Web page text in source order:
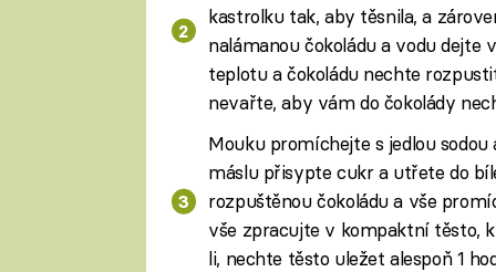
kastrolku tak, aby těsnila, a
nalámanou čokoládu a vodu dejte
teplotu a čokoládu nechte
nevařte, aby vám do čokolády
Mouku promíchejte s jedlou
máslu přisypte cukr a utřete do
rozpuštěnou čokoládu a vše
vše zpracujte v kompaktní těsto,
li, nechte těsto uležet alespoň 1